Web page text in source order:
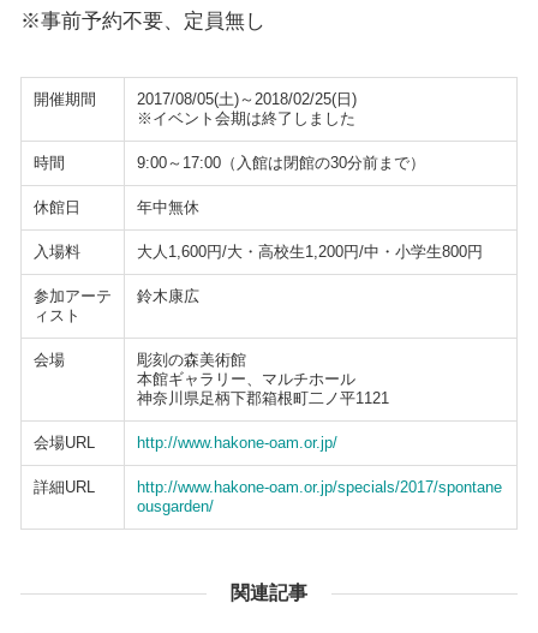
※事前予約不要、定員無し
開催期間
2017/08/05(土)～2018/02/25(日)
※イベント会期は終了しました
時間 9:00～17:00（入館は閉館の30分前まで）
休館日 年中無休
入場料 大人1,600円/大・高校生1,200円/中・小学生800円
参加アーテ
ィスト
鈴木康広
会場
彫刻の森美術館
本館ギャラリー、マルチホール
神奈川県足柄下郡箱根町二ノ平1121
会場URL http://www.hakone-oam.or.jp/
詳細URL
http://www.hakone-oam.or.jp/specials/2017/spontane
ousgarden/
関連記事